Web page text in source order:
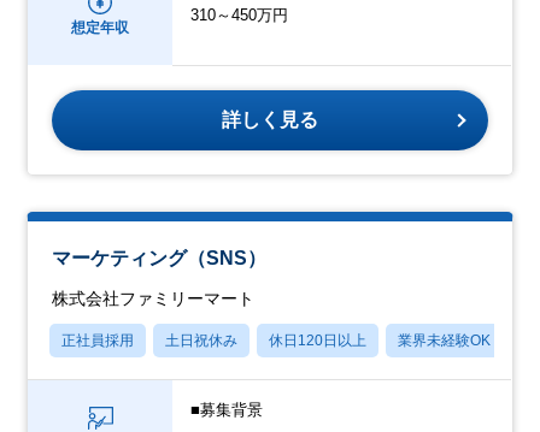
想定年収
310～450万円
詳しく見る
マーケティング（SNS）
株式会社ファミリーマート
正社員採用 土日祝休み 休日120日以上 業界未経験OK
■募集背景